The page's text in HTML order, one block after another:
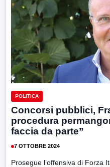
POLITICA
Concorsi pubblici,
procedura
faccia da parte”
7 OTTOBRE 2024
Prosegue l’offensiva di Forza